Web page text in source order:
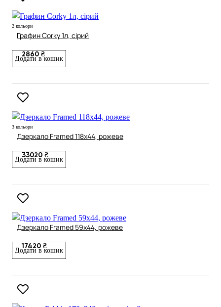
2 кольори
Графин Corky 1л, сірий
2860 ₴
Додати в кошик
3 кольори
Дзеркало Framed 118х44, рожеве
33020 ₴
Додати в кошик
Дзеркало Framed 59х44, рожеве
17420 ₴
Додати в кошик